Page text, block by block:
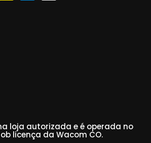
loja autorizada e é operada no
licença da Wacom CO.